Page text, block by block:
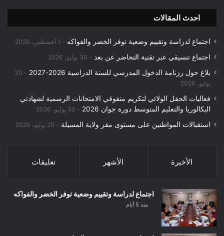
احدث المقالات
اجتماع لدراسة وتقييم وضعية توفر الخضر والفواكه 1 أغسطس، 2026
اجتماع تنسيقي عبر تقنية التحاضر عن بعد 30 يوليو، 2026
بلاغ حول رزنامة الدخول المدرسي للسنة الدراسية 2026-2027
30
يوليو، 2026
فعاليات الحفل الولائي لتكريم متفوقي الامتحانات الرسمية لشهادتي
البكالوريا والتعليم المتوسط دورة جوان 2026
30 يوليو، 2026
استقبالات المواطنين على مستوى مقر ولاية المسيلة 29 يوليو، 2026
الأخيرة الأشهر تعليقات
اجتماع لدراسة وتقييم وضعية توفر الخضر والفواكه
منذ 5 أيام